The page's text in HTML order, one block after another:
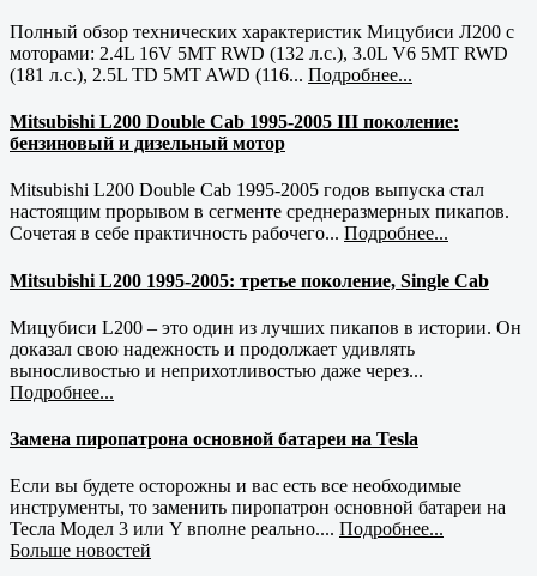
Полный обзор технических характеристик Мицубиси Л200 с
моторами: 2.4L 16V 5MT RWD (132 л.с.), 3.0L V6 5MT RWD
(181 л.с.), 2.5L TD 5MT AWD (116... Подробнее...
Mitsubishi L200 Double Cab 1995-2005 III поколение:
бензиновый и дизельный мотор
Mitsubishi L200 Double Cab 1995-2005 годов выпуска стал
настоящим прорывом в сегменте среднеразмерных пикапов.
Сочетая в себе практичность рабочего... Подробнее...
Mitsubishi L200 1995-2005: третье поколение, Single Cab
Мицубиси L200 – это один из лучших пикапов в истории. Он
доказал свою надежность и продолжает удивлять
выносливостью и неприхотливостью даже через...
Подробнее...
Замена пиропатрона основной батареи на Tesla
Если вы будете осторожны и вас есть все необходимые
инструменты, то заменить пиропатрон основной батареи на
Тесла Модел 3 или Y вполне реально.... Подробнее...
Больше новостей